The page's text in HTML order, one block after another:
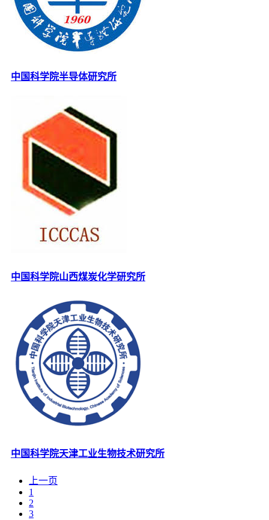
中国科学院半导体研究所
中国科学院山西煤炭化学研究所
中国科学院天津工业生物技术研究所
上一页
1
2
3